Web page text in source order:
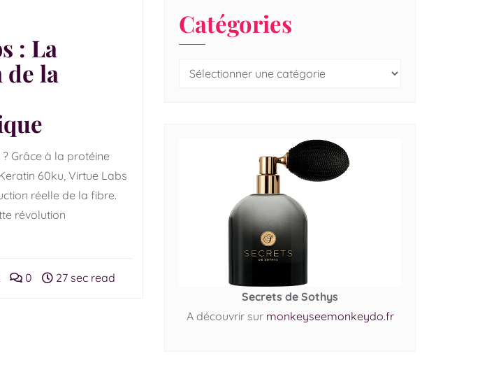
: La
la
Grâce à la protéine
60ku, Virtue Labs
réelle de la fibre.
révolution
0 27 sec read
Catégories
Secrets de Sothys
A découvrir sur monkeyseemonkeydo.fr